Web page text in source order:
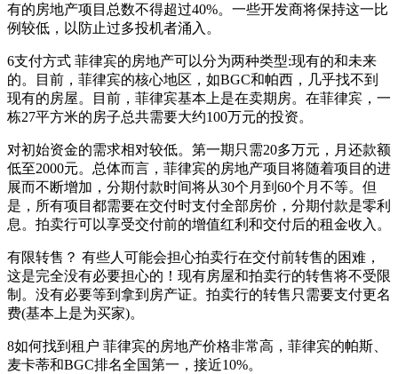
有的房地产项目总数不得超过40%。一些开发商将保持这一比
例较低，以防止过多投机者涌入。
6支付方式 菲律宾的房地产可以分为两种类型:现有的和未来
的。目前，菲律宾的核心地区，如BGC和帕西，几乎找不到
现有的房屋。目前，菲律宾基本上是在卖期房。在菲律宾，一
栋27平方米的房子总共需要大约100万元的投资。
对初始资金的需求相对较低。第一期只需20多万元，月还款额
低至2000元。总体而言，菲律宾的房地产项目将随着项目的进
展而不断增加，分期付款时间将从30个月到60个月不等。但
是，所有项目都需要在交付时支付全部房价，分期付款是零利
息。拍卖行可以享受交付前的增值红利和交付后的租金收入。
有限转售？ 有些人可能会担心拍卖行在交付前转售的困难，
这是完全没有必要担心的！现有房屋和拍卖行的转售将不受限
制。没有必要等到拿到房产证。拍卖行的转售只需要支付更名
费(基本上是为买家)。
8如何找到租户 菲律宾的房地产价格非常高，菲律宾的帕斯、
麦卡蒂和BGC排名全国第一，接近10%。